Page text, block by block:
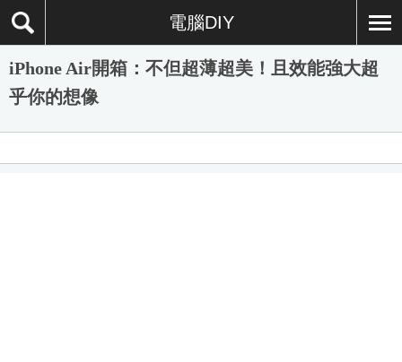
電腦DIY
iPhone Air開箱：不但超薄超美！且效能強大超
乎你的想像